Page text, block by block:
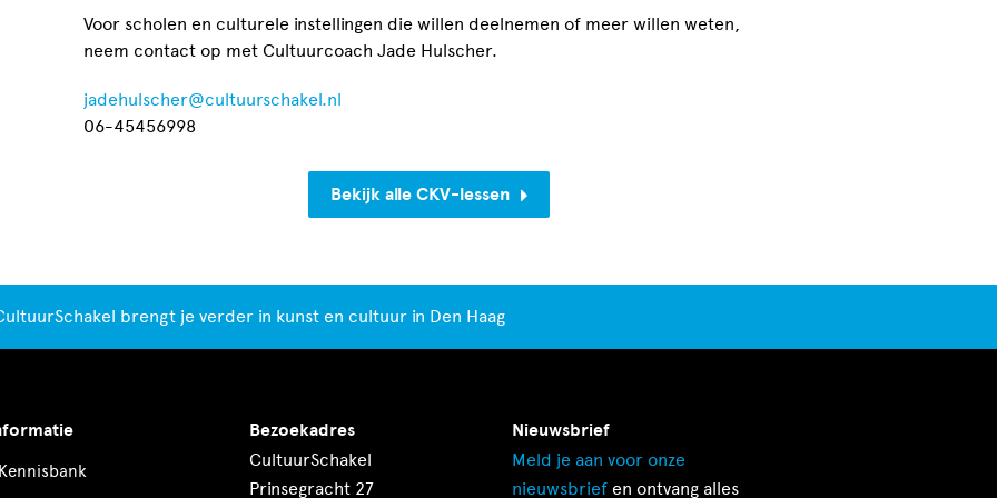
Voor scholen en culturele instellingen die willen deelnemen of meer willen weten,
neem contact op met Cultuurcoach Jade Hulscher.
jadehulscher@cultuurschakel.nl
06-45456998
Bekijk alle CKV-lessen
brengt je verder in kunst en cultuur in Den Haag
Bezoekadres
CultuurSchakel
Prinsegracht 27
Nieuwsbrief
Meld je aan voor onze
nieuwsbrief en ontvang alles